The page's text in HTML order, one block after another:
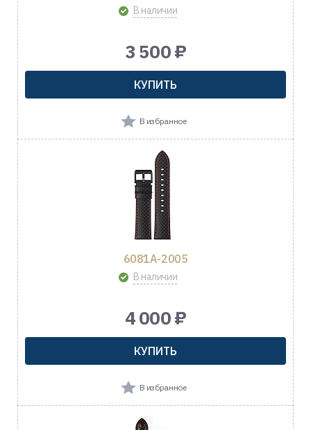
В наличии
3 500 ₽
КУПИТЬ
В избранное
6081A-2005
В наличии
4 000 ₽
КУПИТЬ
В избранное